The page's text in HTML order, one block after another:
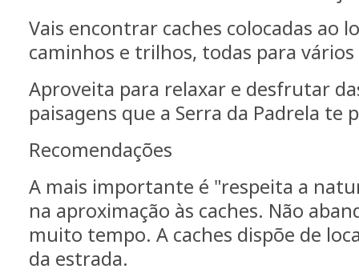
Vais encontrar caches colocadas ao
caminhos e trilhos, todas para vários
Aproveita para relaxar e desfrutar
paisagens que a Serra da Padrela te
Recomendações
A mais importante é "respeita a
na aproximação às caches. Não
muito tempo. A caches dispõe de
da estrada.